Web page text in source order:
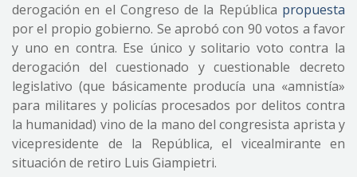
derogación en el Congreso de la República propuesta
por el propio gobierno. Se aprobó con 90 votos a favor
y uno en contra. Ese único y solitario voto contra la
derogación del cuestionado y cuestionable decreto
legislativo (que básicamente producía una «amnistía»
para militares y policías procesados por delitos contra
la humanidad) vino de la mano del congresista aprista y
vicepresidente de la República, el vicealmirante en
situación de retiro Luis Giampietri.